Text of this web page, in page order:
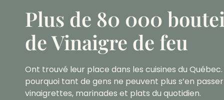
Plus de 80 000
de Vinaigre de feu
Ont trouvé leur place dans les cuisines du
pourquoi tant de gens ne peuvent plus s’en
vinaigrettes, marinades et plats du quotidien.